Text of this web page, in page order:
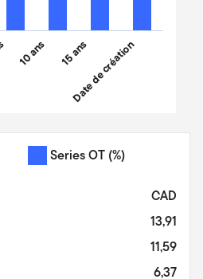
10 ans 15 ans
Date de création
Series OT (%)
CAD
13,91
11,59
6,37